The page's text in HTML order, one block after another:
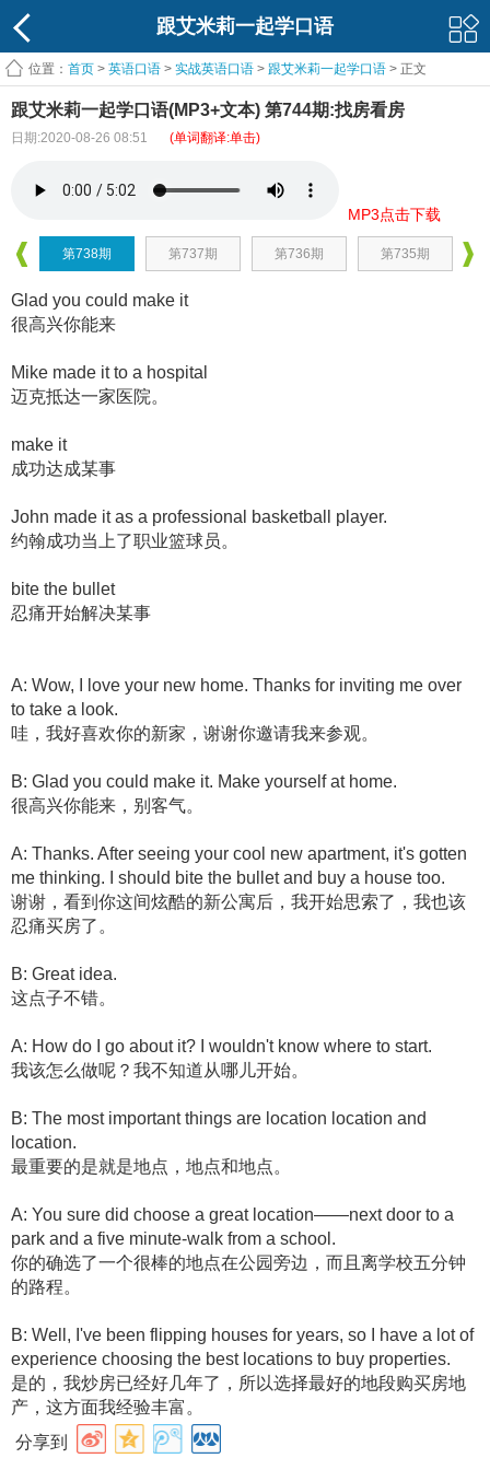
跟艾米莉一起学口语
位置： 首页 > 英语口语 > 实战英语口语 > 跟艾米莉一起学口语 > 正文
跟艾米莉一起学口语(MP3+文本) 第744期:找房看房
日期:2020-08-26 08:51 (单词翻译:单击)
MP3点击下载
第738期 第737期 第736期 第735期
Glad you could make it
很高兴你能来
Mike made it to a hospital
迈克抵达一家医院。
make it
成功达成某事
John made it as a professional basketball player.
约翰成功当上了职业篮球员。
bite the bullet
忍痛开始解决某事
A: Wow, I love your new home. Thanks for inviting me over
to take a look.
哇，我好喜欢你的新家，谢谢你邀请我来参观。
B: Glad you could make it. Make yourself at home.
很高兴你能来，别客气。
A: Thanks. After seeing your cool new apartment, it's gotten
me thinking. I should bite the bullet and buy a house too.
谢谢，看到你这间炫酷的新公寓后，我开始思索了，我也该
忍痛买房了。
B: Great idea.
这点子不错。
A: How do I go about it? I wouldn't know where to start.
我该怎么做呢？我不知道从哪儿开始。
B: The most important things are location location and
location.
最重要的是就是地点，地点和地点。
A: You sure did choose a great location——next door to a
park and a five minute-walk from a school.
你的确选了一个很棒的地点在公园旁边，而且离学校五分钟
的路程。
B: Well, I've been flipping houses for years, so I have a lot of
experience choosing the best locations to buy properties.
是的，我炒房已经好几年了，所以选择最好的地段购买房地
产，这方面我经验丰富。
分享到